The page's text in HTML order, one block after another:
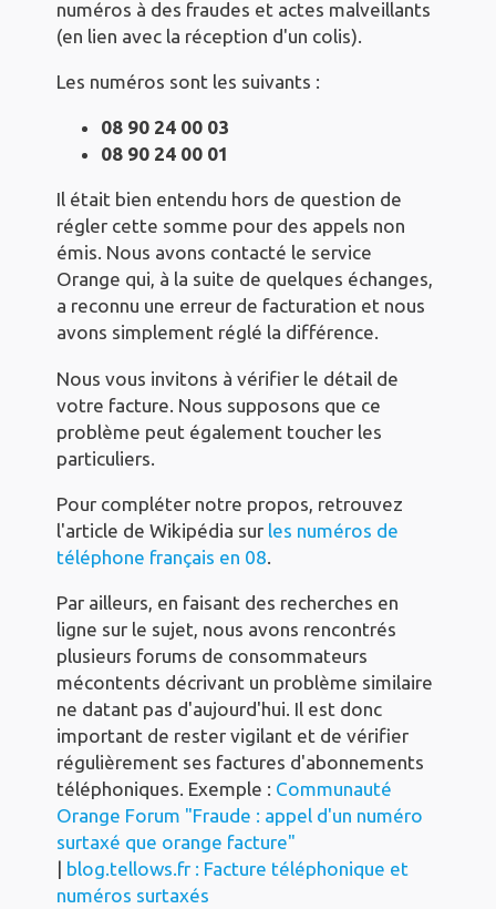
numéros à des fraudes et actes malveillants
(en lien avec la réception d'un colis).
Les numéros sont les suivants :
08 90 24 00 03
08 90 24 00 01
Il était bien entendu hors de question de
régler cette somme pour des appels non
émis. Nous avons contacté le service
Orange qui, à la suite de quelques échanges,
a reconnu une erreur de facturation et nous
avons simplement réglé la différence.
Nous vous invitons à vérifier le détail de
votre facture. Nous supposons que ce
problème peut également toucher les
particuliers.
Pour compléter notre propos, retrouvez
l'article de Wikipédia sur les numéros de
téléphone français en 08.
Par ailleurs, en faisant des recherches en
ligne sur le sujet, nous avons rencontrés
plusieurs forums de consommateurs
mécontents décrivant un problème similaire
ne datant pas d'aujourd'hui. Il est donc
important de rester vigilant et de vérifier
régulièrement ses factures d'abonnements
téléphoniques. Exemple : Communauté
Orange Forum "Fraude : appel d'un numéro
surtaxé que orange facture"
blog.tellows.fr : Facture téléphonique et
numéros surtaxés